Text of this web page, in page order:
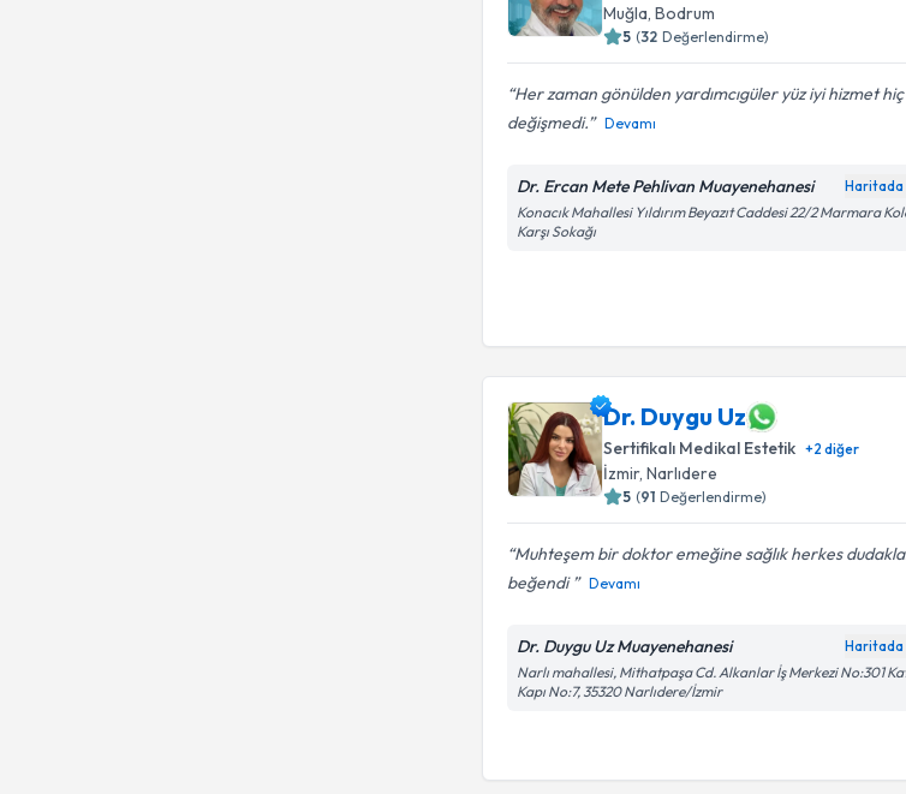
Muğla , Bodrum
5 (32 Değerlendirme)
Her zaman gönülden yardımcıgüler yüz iyi hizmet hiç
değişmedi.
Devamı
Dr. Ercan Mete Pehlivan Muayenehanesi
Konacık Mahallesi Yıldırım Beyazıt Caddesi 22/2 Marmara
Karşı Sokağı
Dr. Duygu Uz
Sertifikalı Medikal Estetik +2 diğer
İzmir, Narlıdere
5 (91 Değerlendirme)
Muhteşem bir doktor emeğine sağlık herkes
beğendi
Devamı
Dr. Duygu Uz Muayenehanesi
Narlı mahallesi, Mithatpaşa Cd. Alkanlar İş Merkezi No:301
Kapı No:7, 35320 Narlıdere/İzmir